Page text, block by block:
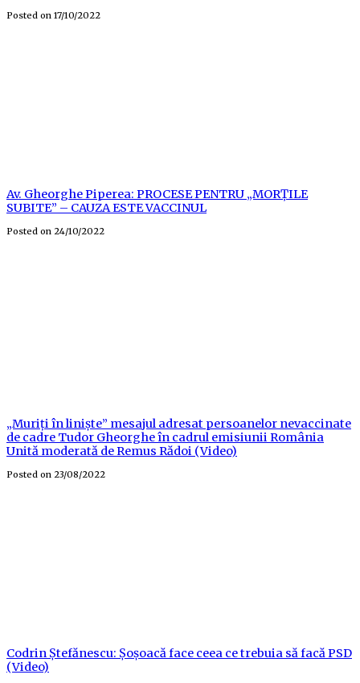
Posted on 17/10/2022
Av. Gheorghe Piperea: PROCESE PENTRU „MORȚILE
SUBITE” – CAUZA ESTE VACCINUL
Posted on 24/10/2022
„Muriți în liniște” mesajul adresat persoanelor nevaccinate
de cadre Tudor Gheorghe în cadrul emisiunii România
Unită moderată de Remus Rădoi (Video)
Posted on 23/08/2022
Codrin Ștefănescu: Șoșoacă face ceea ce trebuia să facă PSD
(Video)